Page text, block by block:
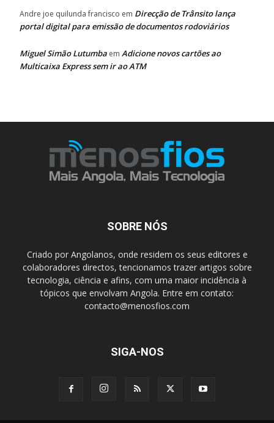
Andre joe quilunda francisco em Direcção de Trânsito lança
portal digital para emissão de documentos rodoviários
Miguel Simão Lutumba em Adicione novos cartões ao
Multicaixa Express sem ir ao ATM
SOBRE NÓS
Criado por Angolanos, onde residem os seus editores e
colaboradores directos, tencionamos trazer artigos sobre
tecnologia, ciência e afins, com uma maior incidência à
tópicos que envolvam Angola. Entre em contato:
contacto@menosfios.com
SIGA-NOS